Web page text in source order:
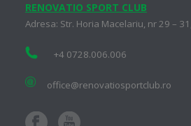
RENOVATIO SPORT CLUB
Adresa: Str. Horia Macelariu, nr 29 –
+4 0728.006.006
office@renovatiosportclub.ro